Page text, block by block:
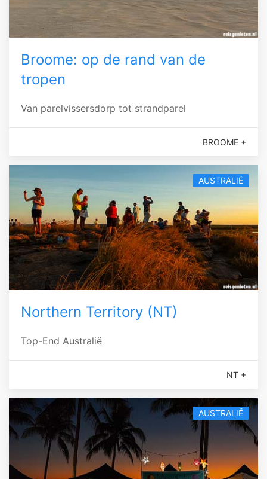
Broome: op de rand van de
tropen
Van parelvissersdorp tot strandparel
BROOME +
AUSTRALIË
Northern Territory (NT)
Top-End Australië
NT +
AUSTRALIË